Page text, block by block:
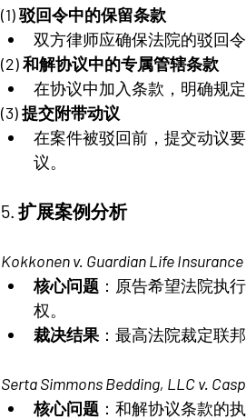
(1) 驳回令中的保留条款
双方律师应确保法院的驳回
(2) 和解协议中的专属管辖条款
在协议中加入条款，明确规
(3) 提交附带动议
在案件被驳回前，提交动议
议。
5. 扩展案例分析
Kokkonen v. Guardian Life Insurance
核心问题 ：原告希望法院执
权。
裁决结果 ：最高法院裁定联
Serta Simmons Bedding, LLC v.
核心问题 ：和解协议条款的